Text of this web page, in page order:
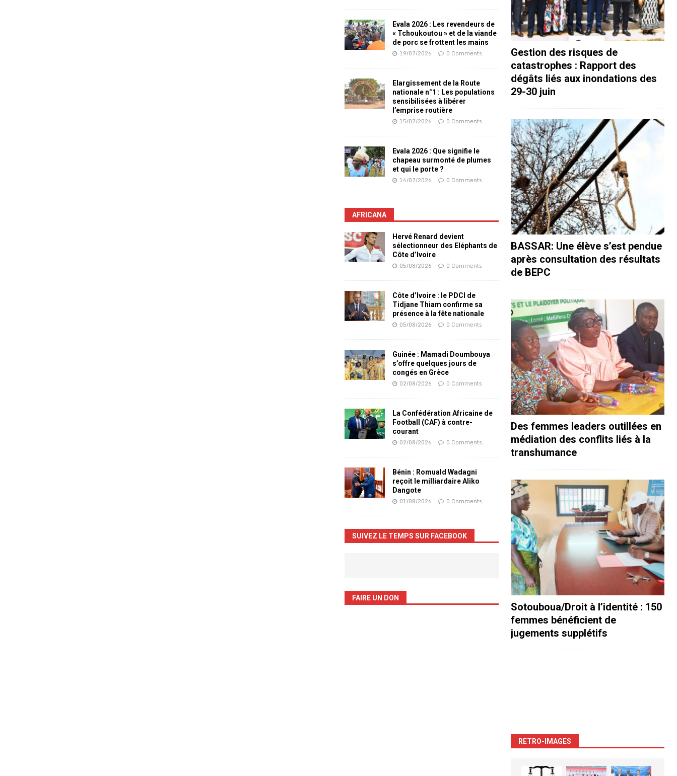
Evala 2026 : Les revendeurs de
« Tchoukoutou » et de la viande
de porc se frottent les mains
19/07/2026 0 Comments
Elargissement de la Route
nationale n°1 : Les populations
sensibilisées à libérer
l’emprise routière
15/07/2026 0 Comments
Evala 2026 : Que signifie le
chapeau surmonté de plumes
et qui le porte ?
14/07/2026 0 Comments
AFRICANA
Hervé Renard devient
sélectionneur des Eléphants de
Côte d’Ivoire
05/08/2026 0 Comments
Côte d’Ivoire : le PDCI de
Tidjane Thiam confirme sa
présence à la fête nationale
05/08/2026 0 Comments
Guinée : Mamadi Doumbouya
s’offre quelques jours de
congés en Grèce
02/08/2026 0 Comments
La Confédération Africaine de
Football (CAF) à contre-
courant
02/08/2026 0 Comments
Bénin : Romuald Wadagni
reçoit le milliardaire Aliko
Dangote
01/08/2026 0 Comments
SUIVEZ LE TEMPS SUR FACEBOOK
FAIRE UN DON
Gestion des risques de
catastrophes : Rapport des
dégâts liés aux inondations des
29-30 juin
BASSAR: Une élève s’est pendue
après consultation des résultats
de BEPC
Des femmes leaders outillées en
médiation des conflits liés à la
transhumance
Sotouboua/Droit à l’identité : 150
femmes bénéficient de
jugements supplétifs
RETRO-IMAGES